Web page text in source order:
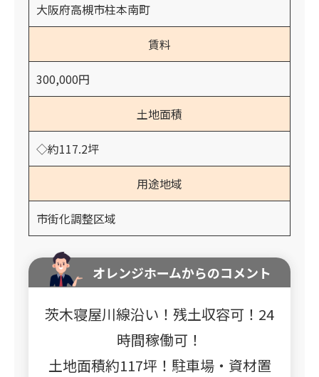
大阪府高槻市柱本南町
賃料
300,000円
土地面積
◇約117.2坪
用途地域
市街化調整区域
オレンジホームからのコメント
茨木寝屋川線沿い！残土収容可！24
時間稼働可！
土地面積約117坪！駐車場・資材置